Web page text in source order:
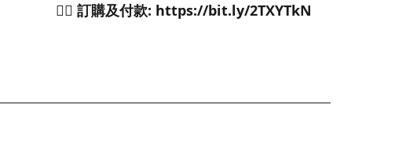
👉🏻 訂購及付款: https://bit.ly/2TXYTkN